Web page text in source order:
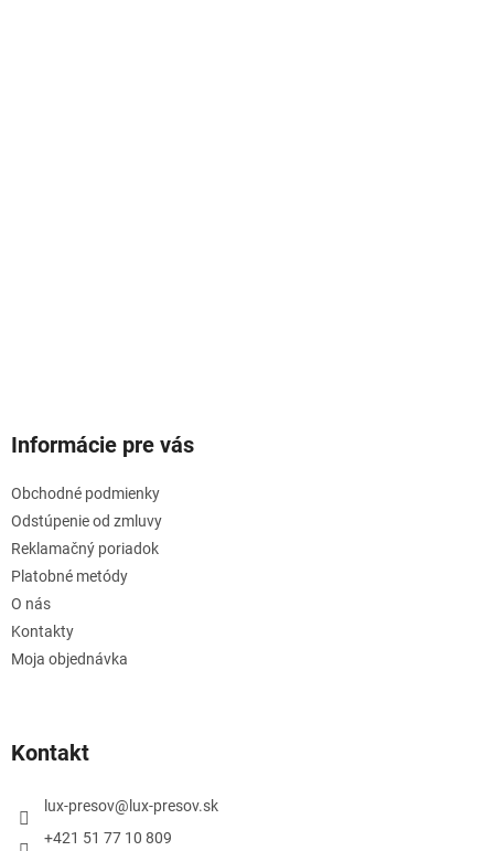
Informácie pre vás
Obchodné podmienky
Odstúpenie od zmluvy
Reklamačný poriadok
Platobné metódy
O nás
Kontakty
Moja objednávka
Kontakt
lux-presov@ lux-presov.sk
+421 51 77 10 809